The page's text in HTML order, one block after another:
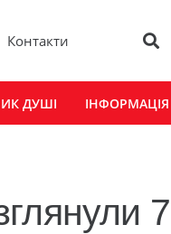
Контакти
ДУШІ ІНФОРМАЦІЯ